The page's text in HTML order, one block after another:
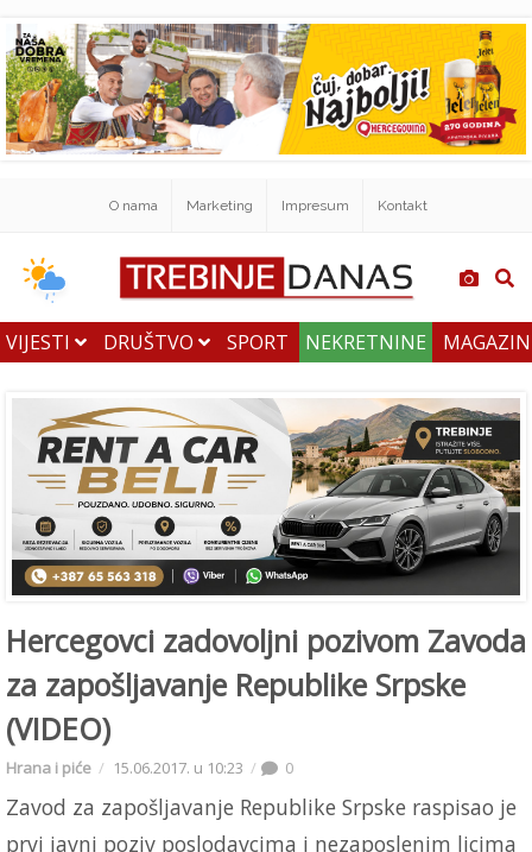
O nama Marketing Impresum Kontakt
VIJESTI DRUŠTVO SPORT NEKRETNINE
Hercegovci zadovoljni pozivom Zavoda
za zapošljavanje Republike Srpske
(VIDEO)
Hrana i piće 15.06.2017. u 10:23 0
Zavod za zapošljavanje Republike Srpske raspisao je
prvi javni poziv poslodavcima i nezaposlenim licima